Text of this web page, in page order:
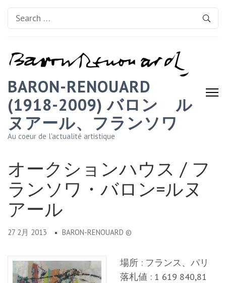
Search
for:
BARON-RENOUARD
(1918-2009) バロン゠ル
ヌアール、フランソワ
Au coeur de l'actualité artistique
オークションハウス / フ
ランソワ・バロン=ルヌ
アール
27 2月 2013 BARON-RENOUARD ©
場所 : フランス、パリ
落札値 : 1 619 840,81